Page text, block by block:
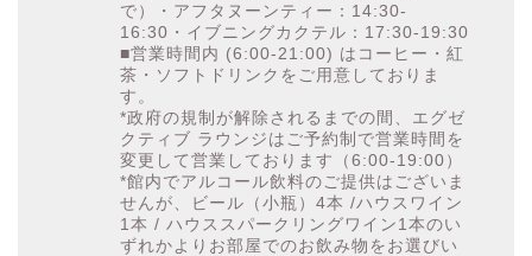
で）・アフタヌーンティー：14:30-
16:30・イブニングカクテル：17:30-19:30
■営業時間内 (6:00-21:00) はコーヒー・紅
茶・ソフトドリンクをご用意しておりま
す。
*政府の規制が解除されるまでの間、エグゼ
クティブ ラウンジはご予約制で営業時間を
変更して営業しております（6:00-19:00）
*館内でアルコール飲料のご提供はございま
せんが、ビール（小瓶）4本 /ハウスワイン
1本 / ハウススパークリングワイン1本のい
ずれかよりお部屋でのお飲み物をお選びい